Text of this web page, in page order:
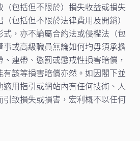
包括但不限於）損失收益或損失
包括但不限於法律費用及開銷）
，亦不論屬合約法或侵權法（包
或高級職員無論如何均毋須承擔
連帶、懲罰或懲戒性損害賠償，
該等損害賠償亦然。如因閣下並
用指引或網站內有任何技術、人
致損失或損害，宏利概不以任何